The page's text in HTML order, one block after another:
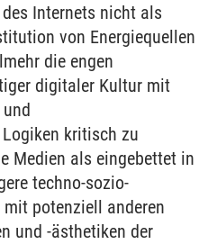
Internets nicht als
von Energiequellen
die engen
digitaler Kultur mit
kritisch zu
Medien als eingebettet in
techno-sozio-
potenziell anderen
und -ästhetiken der